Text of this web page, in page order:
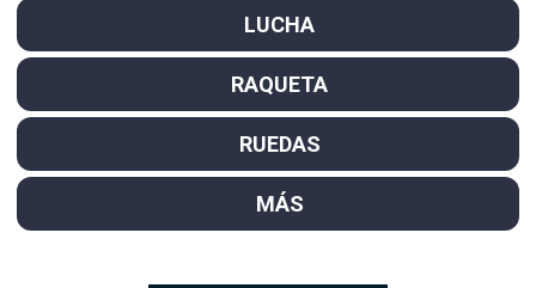
LUCHA
RAQUETA
RUEDAS
MÁS